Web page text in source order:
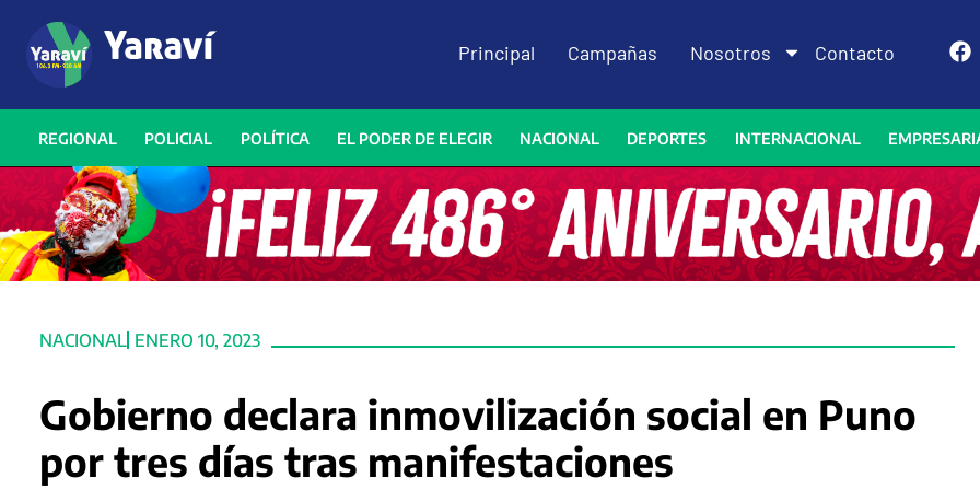
Principal Campañas Nosotros Contacto
REGIONAL POLICIAL POLÍTICA EL PODER DE ELEGIR NACIONAL DEPORTES INTERNACIONAL
NACIONAL ENERO 10, 2023
Gobierno declara inmovilización social en Puno
por tres días tras manifestaciones